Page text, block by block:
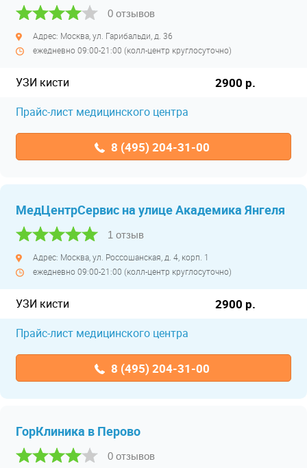
0 отзывов
Адрес: Москва, ул. Гарибальди, д. 36
ежедневно 09:00-21:00 (колл-центр круглосуточно)
УЗИ кисти 2900 р.
Прайс-лист медицинского центра
8 (495) 204-31-00
МедЦентрСервис на улице Академика Янгеля
1 отзыв
Адрес: Москва, ул. Россошанская, д. 4, корп. 1
ежедневно 09:00-21:00 (колл-центр круглосуточно)
УЗИ кисти 2900 р.
Прайс-лист медицинского центра
8 (495) 204-31-00
ГорКлиника в Перово
0 отзывов